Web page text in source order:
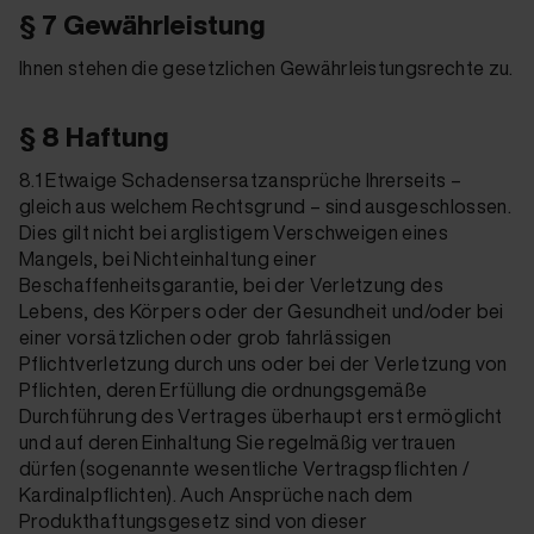
§ 7 Gewährleistung
Ihnen stehen die gesetzlichen Gewährleistungsrechte zu.
§ 8 Haftung
8.1 Etwaige Schadensersatzansprüche Ihrerseits –
gleich aus welchem Rechtsgrund – sind ausgeschlossen.
Dies gilt nicht bei arglistigem Verschweigen eines
Mangels, bei Nichteinhaltung einer
Beschaffenheitsgarantie, bei der Ver­letzung des
Lebens, des Körpers oder der Gesundheit und/oder bei
einer vorsätzlichen oder grob fahrlässigen
Pflichtverletzung durch uns oder bei der Verletzung von
Pflichten, deren Erfüllung die ordnungsgemäße
Durchführung des Vertrages überhaupt erst ermöglicht
und auf deren Einhaltung Sie regelmäßig vertrauen
dürfen (sogenannte wesentliche Vertragspflichten /
Kardinalpflichten). Auch An­sprüche nach dem
Produkthaftungsgesetz sind von dieser